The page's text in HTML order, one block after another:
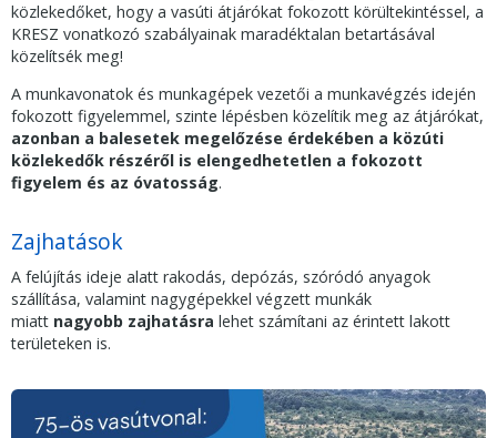
közlekedőket, hogy a vasúti átjárókat fokozott körültekintéssel, a
KRESZ vonatkozó szabályainak maradéktalan betartásával
közelítsék meg!
A munkavonatok és munkagépek vezetői a munkavégzés idején
fokozott figyelemmel, szinte lépésben közelítik meg az átjárókat,
azonban a balesetek megelőzése érdekében a közúti
közlekedők részéről is elengedhetetlen a fokozott
figyelem és az óvatosság.
Zajhatások
A felújítás ideje alatt rakodás, depózás, szóródó anyagok
szállítása, valamint nagygépekkel végzett munkák
miatt nagyobb zajhatásra lehet számítani az érintett lakott
területeken is.